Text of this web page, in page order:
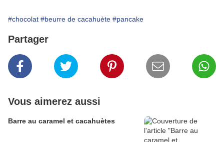
#chocolat #beurre de cacahuète #pancake
Partager
Vous aimerez aussi
Barre au caramel et cacahuètes